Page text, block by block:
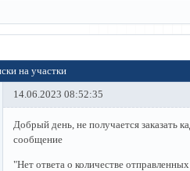
на участки
14.06.2023 08:52:35
Добрый день, не получается заказать
сообщение
"Нет ответа о количестве